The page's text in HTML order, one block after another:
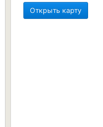
Открыть карту